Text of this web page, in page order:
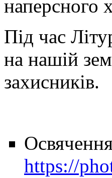
Під час
на нашій
захисників.
https://